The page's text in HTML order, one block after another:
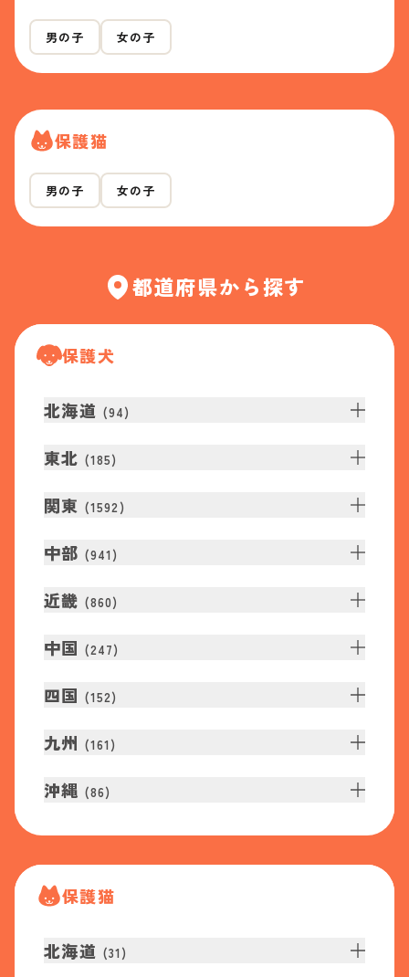
男の子 女の子
保護猫
男の子 女の子
都道府県から探す
保護犬
北海道 (94)
東北 (185)
関東 (1592 )
中部 (941 )
近畿 (860)
中国 (247)
四国 (152)
九州 (161 )
沖縄 (86)
保護猫
北海道 (31 )